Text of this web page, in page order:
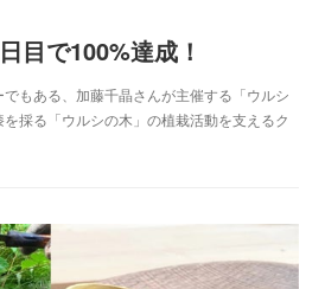
目で100%達成！
もある、加藤千晶さんが主催する「ウルシ
採る「ウルシの木」の植栽活動を支えるク